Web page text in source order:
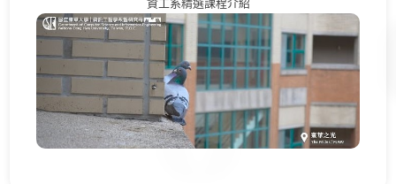
資工系精選課程介紹